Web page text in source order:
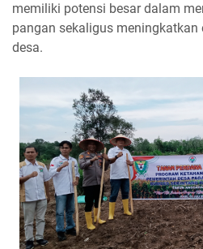
memiliki potensi besar dalam
pangan sekaligus
desa.